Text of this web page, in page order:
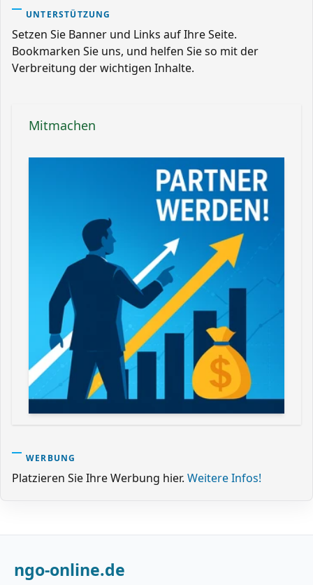
UNTERSTÜTZUNG
Setzen Sie Banner und Links auf Ihre Seite.
Bookmarken Sie uns, und helfen Sie so mit der
Verbreitung der wichtigen Inhalte.
Mitmachen
WERBUNG
Platzieren Sie Ihre Werbung hier. Weitere Infos!
ngo-online.de